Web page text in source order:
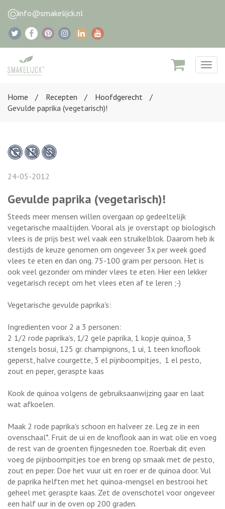
info@smakelijck.nl
Home
Recepten
Hoofdgerecht
Gevulde paprika (vegetarisch)!
24-05-2012
Gevulde paprika (vegetarisch)!
Steeds meer mensen willen overgaan op gedeeltelijk
vegetarische maaltijden. Vooral als je overstapt op biologisch
vlees is de prijs best wel vaak een struikelblok. Daarom heb ik
destijds de keuze genomen om ongeveer 3x per week goed
vlees te eten en dan ong. 75-100 gram per persoon. Het is
ook veel gezonder om minder vlees te eten. Hier een lekker
vegetarisch recept om het vlees eten af te leren ;-)
Vegetarische gevulde paprika's:
Ingredienten voor 2 a 3 personen:
2 1/2 rode paprika's, 1/2 gele paprika, 1 kopje quinoa, 3
stengels bosui, 125 gr. champignons, 1 ui, 1 teen knoflook
geperst, halve courgette, 3 el pijnboompitjes, 1 el pesto,
zout en peper, geraspte kaas
Kook de quinoa volgens de gebruiksaanwijzing gaar en laat
wat afkoelen.
Maak 2 rode paprika's schoon en halveer ze. Leg ze in een
ovenschaal*. Fruit de ui en de knoflook aan in wat olie en voeg
de rest van de groenten fijngesneden toe. Roerbak dit even
voeg de pijnboompitjes toe en breng op smaak met de pesto,
zout en peper. Doe het vuur uit en roer er de quinoa door. Vul
de paprika helften met het quinoa-mengsel en bestrooi het
geheel met geraspte kaas. Zet de ovenschotel voor ongeveer
een half uur in de oven op 200 graden.